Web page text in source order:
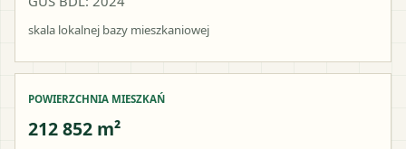
skala lokalnej bazy mieszkaniowej
POWIERZCHNIA MIESZKAŃ
212 852 m²